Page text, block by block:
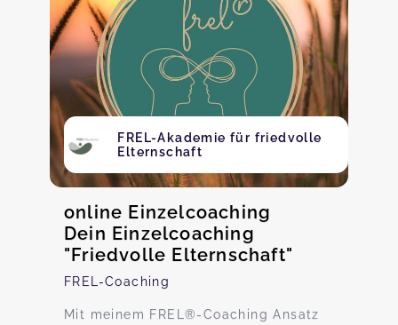
FREL-Akademie für friedvolle
Elternschaft
online Einzelcoaching
Dein Einzelcoaching
"Friedvolle Elternschaft"
FREL-Coaching
Mit meinem FREL®-Coaching Ansatz